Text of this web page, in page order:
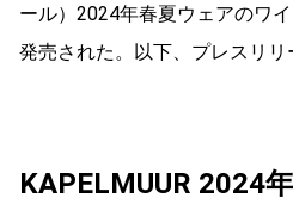
ール）2024年春夏ウェアのワ
発売された。以下、プレスリリ
KAPELMUUR 2024